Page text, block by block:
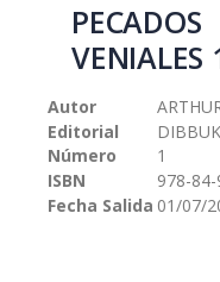
comienzo
galería
imágenes
PECADOS
VENIALES
Autor
Editorial
Número
1
ISBN
978-
Fecha Salida 01/07/